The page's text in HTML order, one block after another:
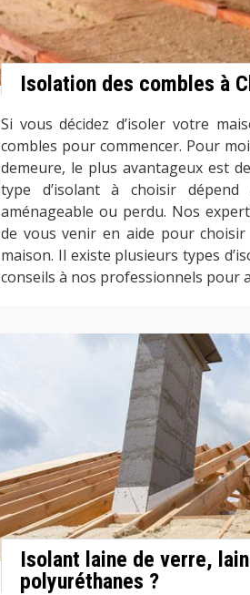
Isolation des combles à
Si vous décidez d’isoler votre
combles pour commencer. Pour
demeure, le plus avantageux est
type d’isolant à choisir
aménageable ou perdu. Nos
de vous venir en aide pour
maison. Il existe plusieurs types
conseils à nos professionnels pour
Isolant laine de verre,
polyuréthanes ?